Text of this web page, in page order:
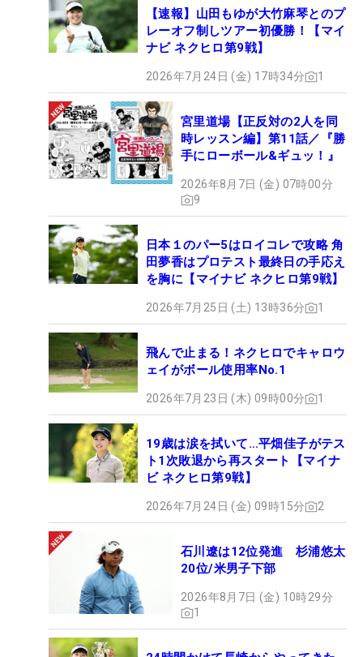
【速報】山田もゆが大竹麻琴とのプ
レーオフ制しツアー初優勝！【マイ
ナビ ネクヒロ第9戦】
2026年7月24日 (金) 17時34分 1
宮里道場【正反対の2人を同
時レッスン編】第11話／『勝
手にローボール&ギュッ！』
2026年8月7日 (金) 07時00分
9
日本１のパー5はロイコレで攻略 角
田夢香はプロテスト最終日の手応え
を胸に【マイナビ ネクヒロ第9戦】
2026年7月25日 (土) 13時36分 1
飛んで止まる！ネクヒロでキャロウ
ェイがボール使用率No.1
2026年7月23日 (木) 09時00分 1
19歳は涙を拭いて…平畑佳子がテス
ト1次敗退から再スタート【マイナ
ビ ネクヒロ第9戦】
2026年7月24日 (金) 09時15分 2
石川遼は12位発進 杉浦悠太
20位/米男子下部
2026年8月7日 (金) 10時29分
1